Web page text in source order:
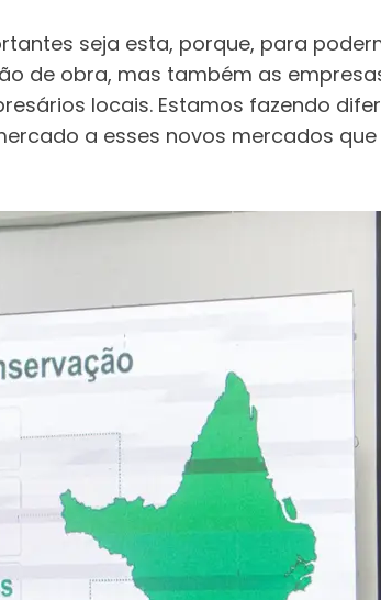
seja esta, porque, para
de obra, mas também as
locais. Estamos fazendo
a esses novos mercados